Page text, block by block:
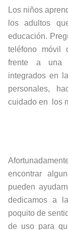
Los niños
los adultos
educación.
teléfono móvil
frente a una
integrados en
personales,
cuidado en los
encontrar
pueden
dedicamos a
poquito de
de uso para